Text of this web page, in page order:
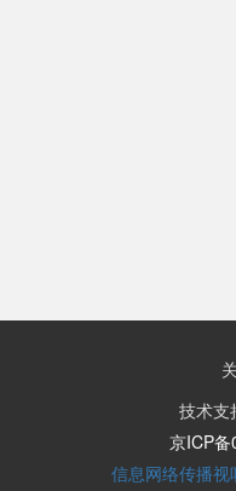
技术支
京ICP
信息网络传播